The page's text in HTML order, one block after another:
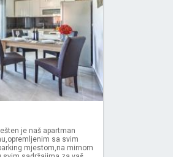
je naš apartman
sa svim
mjestom,na mirnom